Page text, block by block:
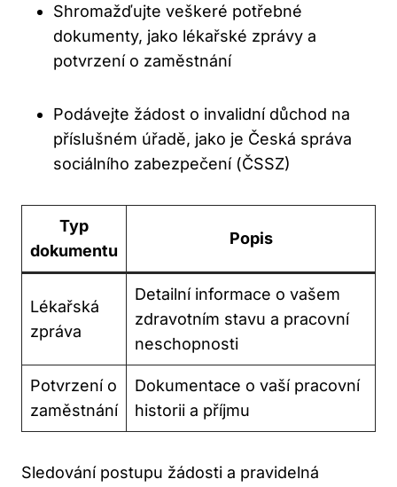
Shromažďujte veškeré potřebné
dokumenty, jako lékařské zprávy a
potvrzení o zaměstnání
Podávejte žádost o invalidní důchod na
příslušném úřadě, jako je Česká správa
sociálního zabezpečení (ČSSZ)
Typ
dokumentu
Popis
Lékařská
zpráva
Detailní informace o vašem
zdravotním stavu a pracovní
neschopnosti
Potvrzení o
zaměstnání
Dokumentace o vaší pracovní
historii a příjmu
Sledování postupu žádosti a pravidelná